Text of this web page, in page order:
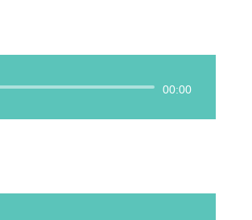
Audio
00:00